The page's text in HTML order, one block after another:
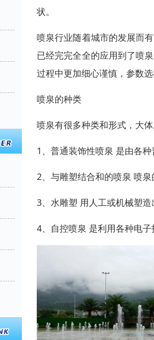
状。
喷泉行业随着城市的发展而
已经完完全全的应用到了喷
过程中更加细心谨慎，参数
喷泉的种类
喷泉有很多种类和形式，大
1、普通装饰性喷泉 是由各
2、与雕塑结合和的喷泉 喷
3、水雕塑 用人工或机械塑造
4、自控喷泉 是利用各种电